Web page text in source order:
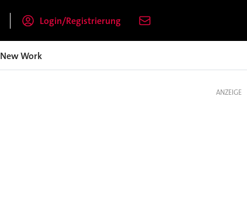
Login/Registrierung
New Work
ANZEIGE